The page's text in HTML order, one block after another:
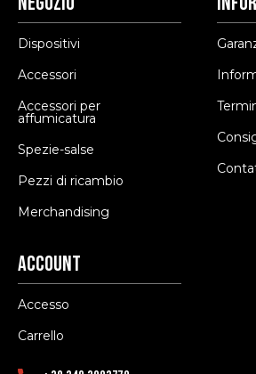
Dispositivi
Accessori
Accessori per
affumicatura
Spezie-salse
Pezzi di ricambio
Merchandising
Account
Accesso
Carrello